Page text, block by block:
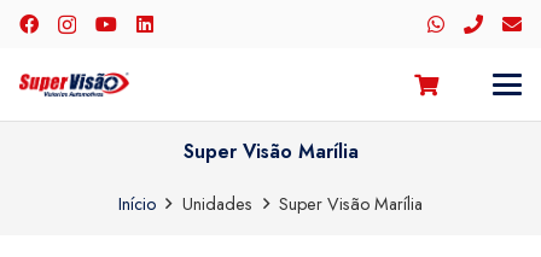
Super Visão Marília
Início Unidades Super Visão Marília